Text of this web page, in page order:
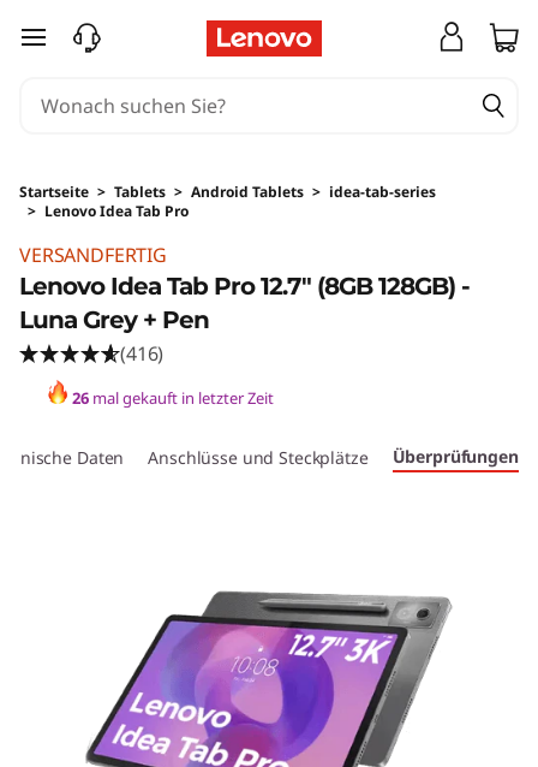
zum Hauptinhalt springen
Startseite > Tablets > Android Tablets > idea-tab-series
> Lenovo Idea Tab Pro
VERSANDFERTIG
Lenovo Idea Tab Pro 12.7" (8GB 128GB) -
Luna Grey + Pen
(416)
26 mal gekauft in letzter Zeit
Daten Anschlüsse und Steckplätze Überprüfungen